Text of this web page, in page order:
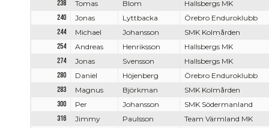
238
Tomas Blom
Hallsbergs MK
240
Jonas Lyttbacka
Örebro Enduroklubb
244
Michael Johansson
SMK Kolmården
254
Andreas Henriksson
Hallsbergs MK
274
Jonas Svensson
Hallsbergs MK
280
Daniel Höjenberg
Örebro Enduroklubb
283
Magnus Björkman
SMK Kolmården
300
Per Johansson
SMK Södermanland
316
Jimmy Paulsson
Team Värmland MK